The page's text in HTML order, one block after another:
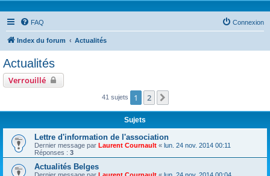
FAQ Connexion
Index du forum Actualités
Actualités
Verrouillé
41 sujets 1 2
Sujets
Lettre d'information de l'association
Dernier message par Laurent Cournault « lun. 24 nov. 2014 00:11
Réponses : 3
Actualités Belges